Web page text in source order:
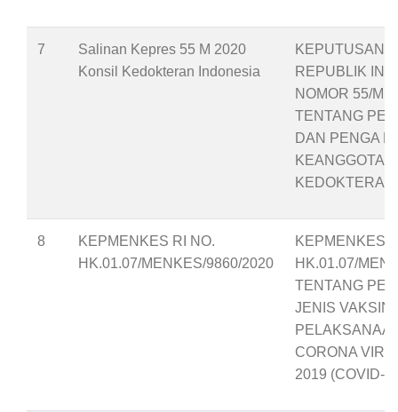
7
Salinan Kepres 55 M 2020
Konsil Kedokteran Indonesia
KEPUTUSAN
REPUBLIK
NOMOR 55/M
TENTANG
DAN PENGA
8
KEPMENKES RI NO.
HK.01.07/MENKES/9860/2020
KEPMENKES
HK.01.07/
TENTANG
JENIS VAKSIN
CORONA
2019 (COVID-